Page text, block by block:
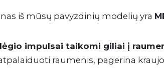
iš mūsų pavyzdinių modelių yra
impulsai taikomi giliai į
raumenis, pagerina